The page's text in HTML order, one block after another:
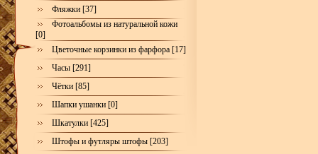
Фляжки [37]
Фотоальбомы из натуральной кожи
[0]
Цветочные корзинки из фарфора [17]
Часы [291]
Чётки [85]
Шапки ушанки [0]
Шкатулки [425]
Штофы и футляры штофы [203]